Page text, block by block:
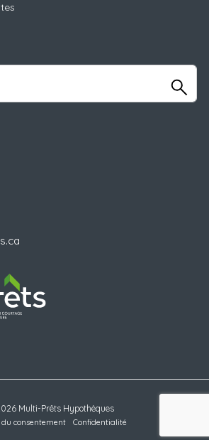
Multi-Prêts Hypothèques
du consentement Confidentialité